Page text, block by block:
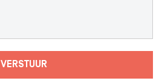
VERSTUUR